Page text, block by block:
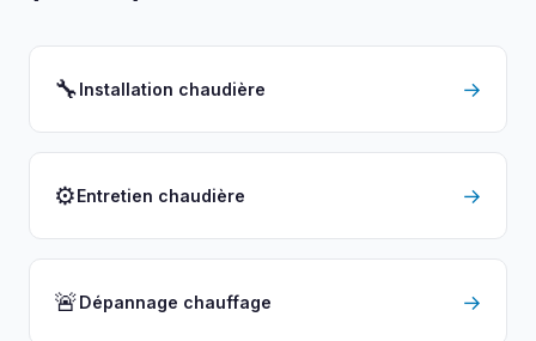
🔧Installation chaudière →
⚙️Entretien chaudière →
🚨Dépannage chauffage →